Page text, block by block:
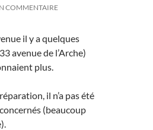
COMMENTAIRE
il y a quelques
avenue de l’Arche)
plus.
il n’a pas été
(beaucoup